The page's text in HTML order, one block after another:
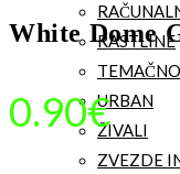
RASTLINE
TEMAČNO
URBAN
ŽIVALI
ZVEZDE
White Dome
0.90€